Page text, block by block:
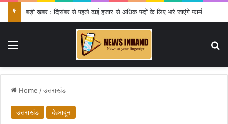
बड़ी ख़बर : दिसंबर से पहले ढाई हजार से अधिक पदों के लिए भरे जाएंगे फार्म
Menu
Home /उत्तराखंड
उत्तराखंड देहरादून